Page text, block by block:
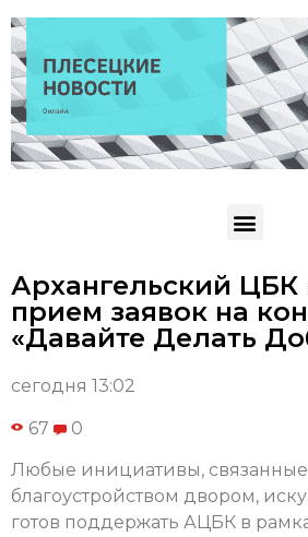
Архангельский ЦБК
прием заявок на
«Давайте Делать
сегодня 13:02
67 0
Любые инициативы, связанные
благоустройством двором,
готов поддержать АЦБК в